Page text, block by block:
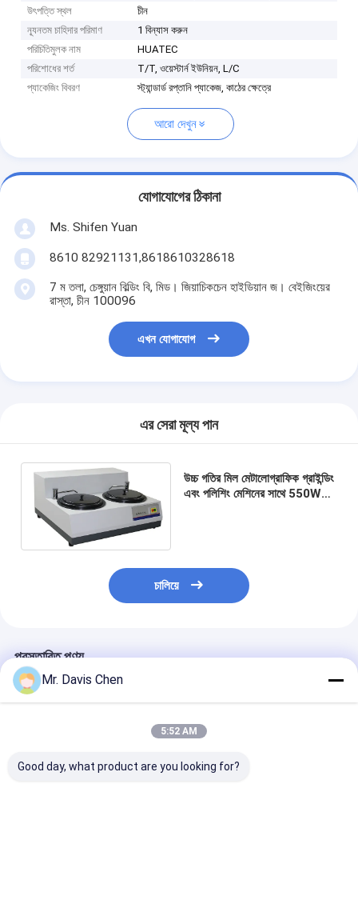
উৎপত্তি স্থল
চীন
ন্যূনতম চাহিদার পরিমাণ
1 বিন্যাস করুন
পরিচিতিমুলক নাম
HUATEC
পরিশোধের শর্ত
T/T, ওয়েস্টার্ন ইউনিয়ন, L/C
প্যাকেজিং বিবরণ
স্ট্যান্ডার্ড রপ্তানি প্যাকেজ, কাঠের ক্ষেত্রে
আরো দেখুন
যোগাযোগের ঠিকানা
Ms. Shifen Yuan
8610 82921131,8618610328618
7 ম তলা, চেঙ্গুয়ান বিল্ডিং বি, মিড। জিয়াচিকচেন হাইডিয়ান জ। বেইজিংয়ের
রাস্তা, চীন 100096
এখন যোগাযোগ
এর সেরা মূল্য পান
উচ্চ গতির মিল মেটালোগ্রাফিক গ্রাইন্ডিং
এবং পলিশিং মেশিনের সাথে 550W
চালিয়ে
প্রস্তাবিত পণ্য
Mr. Davis Chen
5:52 AM
Good day, what product are you looking for?